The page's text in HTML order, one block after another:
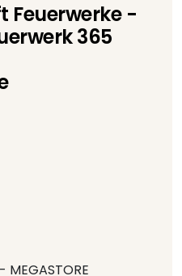
Feuerwerke -
365